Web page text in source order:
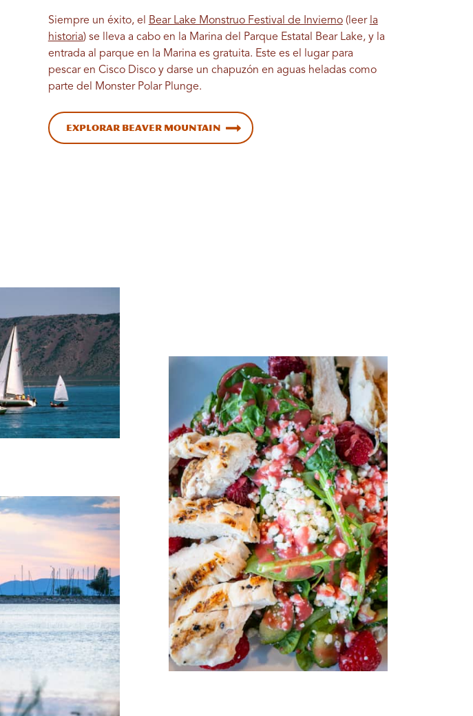
Siempre un éxito, el Bear Lake Monstruo Festival de Invierno(leer la
historia) se lleva a cabo en la Marina del Parque Estatal Bear Lake, y la
entrada al parque en la Marina es gratuita. Este es el lugar para
pescar en Cisco Disco y darse un chapuzón en aguas heladas como
parte del Monster Polar Plunge.
Explorar Beaver Mountain